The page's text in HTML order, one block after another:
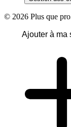
© 2026 Plus que
Ajouter à ma